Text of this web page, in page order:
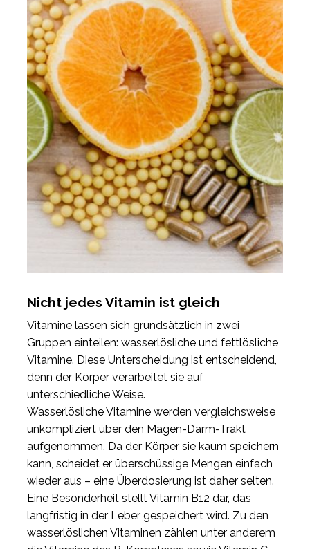
Nicht jedes Vitamin ist gleich
Vitamine lassen sich grundsätzlich in zwei
Gruppen einteilen: wasserlösliche und fettlösliche
Vitamine. Diese Unterscheidung ist entscheidend,
denn der Körper verarbeitet sie auf
unterschiedliche Weise.
Wasserlösliche Vitamine werden vergleichsweise
unkompliziert über den Magen-Darm-Trakt
aufgenommen. Da der Körper sie kaum speichern
kann, scheidet er überschüssige Mengen einfach
wieder aus – eine Überdosierung ist daher selten.
Eine Besonderheit stellt Vitamin B12 dar, das
langfristig in der Leber gespeichert wird. Zu den
wasserlöslichen Vitaminen zählen unter anderem